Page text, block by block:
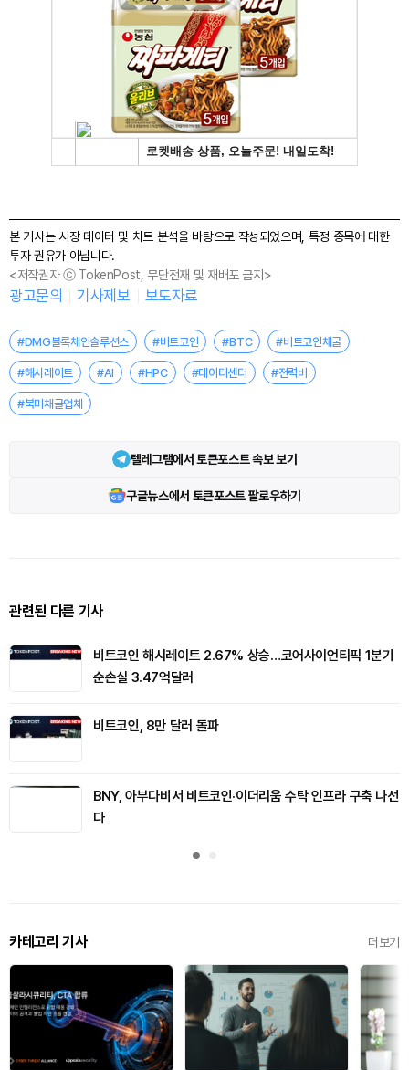
본 기사는 시장 데이터 및 차트 분석을 바탕으로 작성되었으며, 특정 종목에 대한
투자 권유가 아닙니다.
<저작권자 ⓒ TokenPost, 무단전재 및 재배포 금지>
광고문의 기사제보 보도자료
#DMG블록체인솔루션스 #비트코인 #BTC #비트코인채굴
#해시레이트 #AI #HPC #데이터센터 #전력비
#북미채굴업체
텔레그램에서 토큰포스트 속보 보기
구글뉴스에서 토큰포스트 팔로우하기
관련된 다른 기사
비트코인 해시레이트 2.67% 상승…코어사이언티픽 1분기
순손실 3.47억달러
비트코인, 8만 달러 돌파
BNY, 아부다비서 비트코인·이더리움 수탁 인프라 구축 나선
다
카테고리 기사 더보기